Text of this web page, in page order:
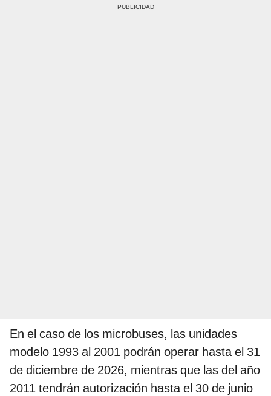
En el caso de los microbuses, las unidades
modelo 1993 al 2001 podrán operar hasta el 31
de diciembre de 2026, mientras que las del año
2011 tendrán autorización hasta el 30 de junio